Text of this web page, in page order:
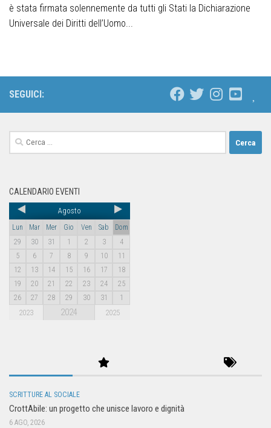
è stata firmata solennemente da tutti gli Stati la Dichiarazione
Universale dei Diritti dell’Uomo...
SEGUICI:
CALENDARIO EVENTI
Agosto
Lun Mar Mer Gio Ven Sab
Dom
29
30 31 1 2 3
4
5
6 7 8 9 10
11
12
13 14 15 16 17
18
19
20 21 22 23 24
25
26
27 28 29 30 31 1
2023 2024 2025
SCRITTURE AL SOCIALE
CrottAbile: un progetto che unisce lavoro e dignità
6 AGO, 2026